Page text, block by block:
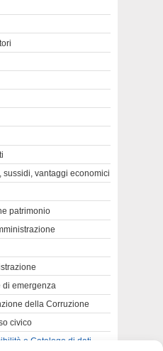
sussidi, vantaggi economici
patrimonio
di emergenza
della Corruzione
civico
e Catalogo di dati,